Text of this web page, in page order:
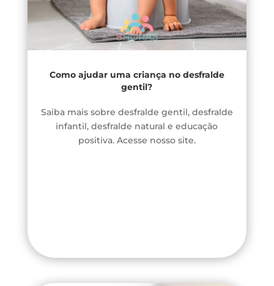
Como ajudar uma criança no desfralde
gentil?
Saiba mais sobre desfralde gentil, desfralde
infantil, desfralde natural e educação
positiva. Acesse nosso site.